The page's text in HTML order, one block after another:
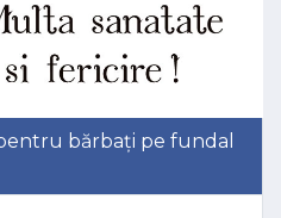
bărbați pe fundal